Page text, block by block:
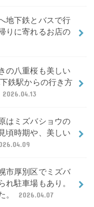
地下鉄とバスで行
りに寄れるお店の
の八重桜も美しい
鉄駅からの行き方
2026.04.13
はミズバショウの
頃時期や、美しい
市厚別区でミズバ
れ駐車場もあり。
。
2026.04.07